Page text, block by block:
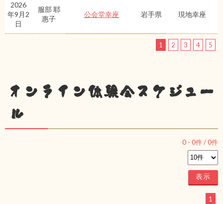
2026
年9月2
日
服部 耶
惠子
公会堂幸座 岩手県 現地幸座
1 2 3 4 5
オンライン体験会スケジュー
ル
0 - 0件 /0件
1